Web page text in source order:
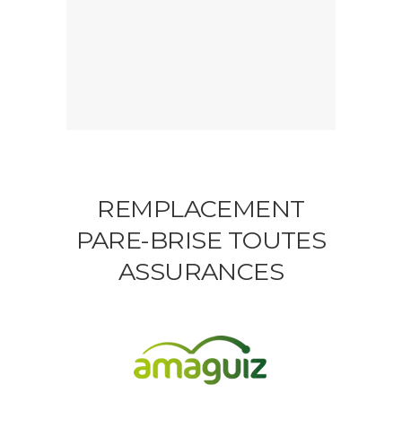
REMPLACEMENT
PARE-BRISE TOUTES
ASSURANCES